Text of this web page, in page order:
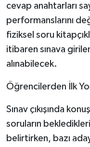
cevap anahtarları
performanslarını
fiziksel soru
itibaren sınava
alınabilecek.
Öğrencilerden İlk
Sınav çıkışında
soruların
belirtirken, bazı